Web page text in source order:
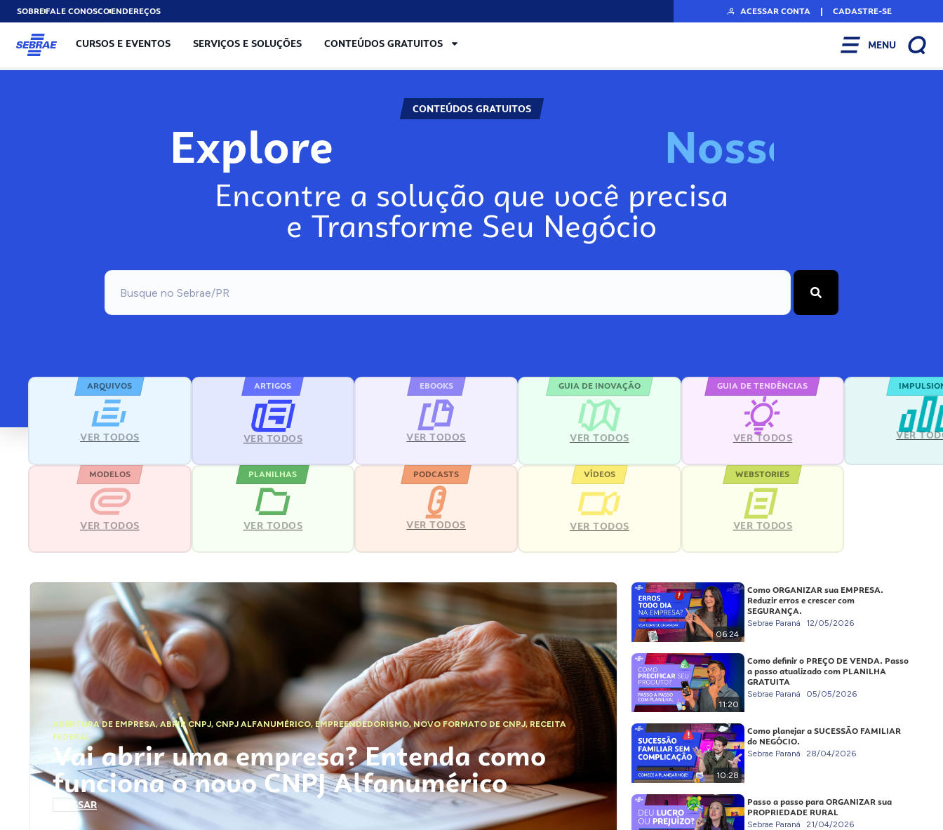
SOBREFALE CONOSCOENDEREÇOS ACESSAR CONTA | CADASTRE-SE
CURSOS E EVENTOS SERVIÇOS E SOLUÇÕES CONTEÚDOS GRATUITOS MENU
CONTEÚDOS GRATUITOS
Explore Nosso
Encontre a solução que você precisa
e Transforme Seu Negócio
ARQUIVOS
VER TODOS
ARTIGOS
VER TODOS
EBOOKS
VER TODOS
GUIA DE INOVAÇÃO
VER TODOS
GUIA DE TENDÊNCIAS
VER TODOS VER
MODELOS
VER TODOS
PLANILHAS
VER TODOS
PODCASTS
VER TODOS
VÍDEOS
VER TODOS
WEBSTORIES
VER TODOS
ABERTURA DE EMPRESA,ABRIR CNPJ, CNPJ ALFANUMÉRICO, EMPREENDEDORISMO,NOVO FORMATO DE CNPJ,RECEITA
FEDERAL
Vai abrir uma empresa? Entenda como
funciona o novo CNPJ Alfanumérico
ACESSAR
06:24
Como ORGANIZAR sua EMPRESA.
Reduzir erros e crescer com
SEGURANÇA.
Sebrae Paraná 12/05/2026
11:20
Como definir o PREÇO DE VENDA. Passo
a passo atualizado com PLANILHA
GRATUITA
Sebrae Paraná 05/05/2026
10:28
Como planejar a SUCESSÃO FAMILIAR
do NEGÓCIO.
Sebrae Paraná 28/04/2026
Passo a passo para ORGANIZAR sua
PROPRIEDADE RURAL
Sebrae Paraná 21/04/2026